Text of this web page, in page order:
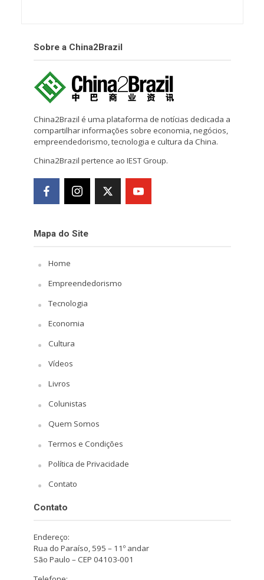
Sobre a China2Brazil
China2Brazil é uma plataforma de notícias dedicada a
compartilhar informações sobre economia, negócios,
empreendedorismo, tecnologia e cultura da China.
China2Brazil pertence ao IEST Group.
Mapa do Site
Home
Empreendedorismo
Tecnologia
Economia
Cultura
Vídeos
Livros
Colunistas
Quem Somos
Termos e Condições
Política de Privacidade
Contato
Contato
Endereço:
Rua do Paraíso, 595 – 11º andar
São Paulo – CEP 04103-001